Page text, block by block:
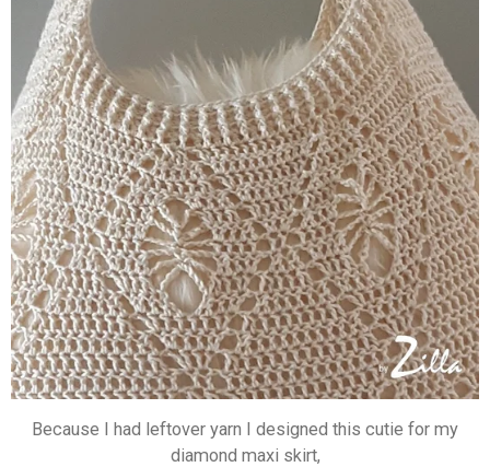
Because I had leftover yarn I designed this cutie for my
diamond maxi skirt,